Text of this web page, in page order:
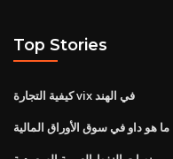
Top Stories
كيفية التجارة vix في الهند
ما هو داو في سوق الأوراق المالية